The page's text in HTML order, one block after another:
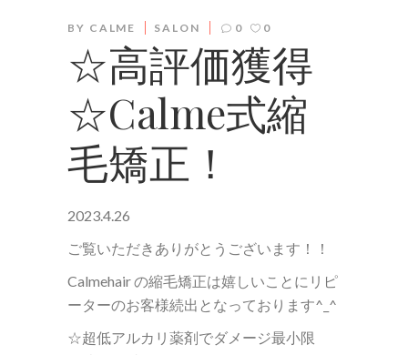
BY CALME SALON 0 0
☆高評価獲得
☆Calme式縮
毛矯正！
2023.4.26
ご覧いただきありがとうございます！！
Calmehair の縮毛矯正は嬉しいことにリピ
ーターのお客様続出となっております^_^
☆超低アルカリ薬剤でダメージ最小限